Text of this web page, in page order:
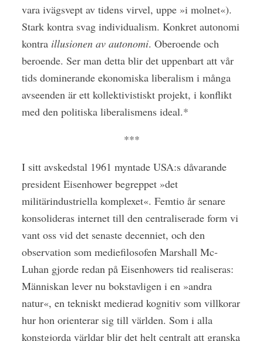
vara ivägsvept av tidens virvel, uppe »i molnet«).
Stark kontra svag individualism. Konkret autonomi
kontra illusionen av autonomi. Oberoende och
beroende. Ser man detta blir det uppenbart att vår
tids dominerande ekonomiska liberalism i många
avseenden är ett kollektivistiskt projekt, i konflikt
med den politiska liberalismens ideal.*
***
I sitt avskedstal 1961 myntade USA:s dåvarande
president Eisenhower begreppet »det
militärindustriella komplexet«. Femtio år senare
konsolideras internet till den centraliserade form vi
vant oss vid det senaste decenniet, och den
observation som mediefilosofen Marshall Mc-
Luhan gjorde redan på Eisenhowers tid realiseras:
Människan lever nu bokstavligen i en »andra
natur«, en tekniskt medierad kognitiv som villkorar
hur hon orienterar sig till världen. Som i alla
konstgjorda världar blir det helt centralt att granska